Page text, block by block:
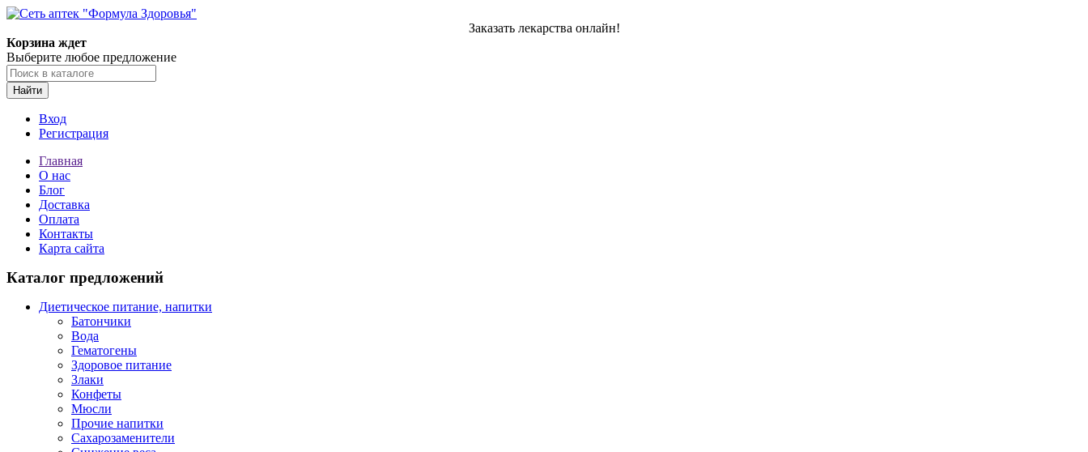
Заказать лекарства онлайн!
Корзина ждет
Выберите любое предложение
Найти
Вход
Регистрация
Главная
О нас
Блог
Доставка
Оплата
Контакты
Карта сайта
Каталог предложений
Диетическое питание, напитки
Батончики
Вода
Гематогены
Здоровое питание
Злаки
Конфеты
Мюсли
Прочие напитки
Сахарозаменители